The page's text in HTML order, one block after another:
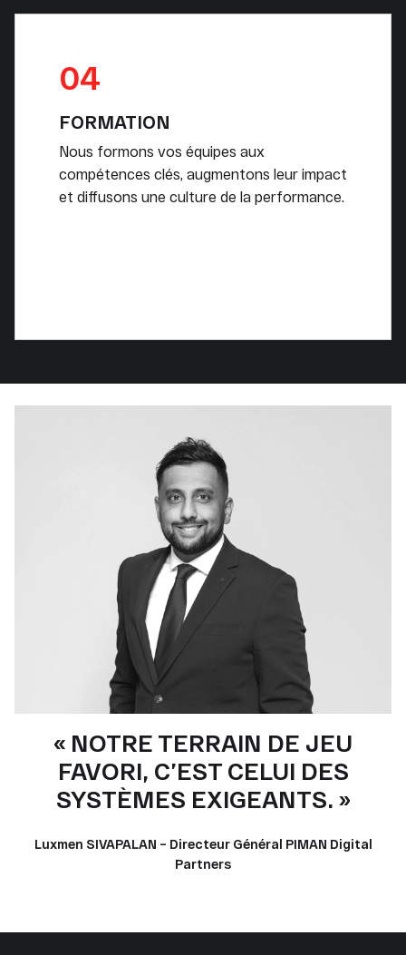
04
FORMATION
Nous formons vos équipes aux
compétences clés, augmentons leur impact
et diffusons une culture de la performance.
« NOTRE TERRAIN DE JEU
FAVORI, C’EST CELUI DES
SYSTÈMES EXIGEANTS. »
Luxmen SIVAPALAN – Directeur Général PIMAN Digital
Partners